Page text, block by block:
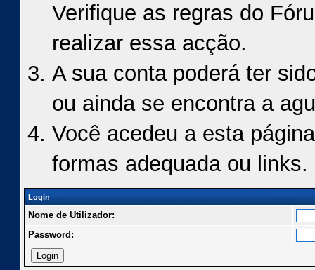
Verifique as regras do
realizar essa acção.
A sua conta poderá ter
ou ainda se encontra a
Você acedeu a esta
formas adequada ou links.
Login
Nome de Utilizador:
Password: